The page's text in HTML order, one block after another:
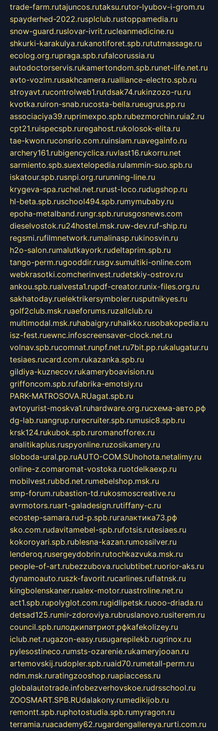
trade-farm.rutajuncos.rutaksu.rutor-lyubov-i-grom.ru
spayderhed-2022.rusplclub.rustoppamedia.ru
snow-guard.ruslovar-ivrit.rucleanmedicine.ru
shkurki-karakulya.rukanotiforet.spb.rututmassage.ru
ecolog.org.rupraga.spb.rufalcorussia.ru
autodoctorservis.rukamertondom.spb.runet-life.net.ru
avto-vozim.rusakhcamera.rualliance-electro.spb.ru
stroyavt.rucontrolweb1.rutdsak74.rukinzozo-ru.ru
kvotka.ruiron-snab.rucosta-bella.rueugrus.pp.ru
associaciya39.ruprimexpo.spb.rubezmorchin.ruia2.ru
cpt21.ruispecspb.ruregahost.rukolosok-elita.ru
tae-kwon.ruconsrio.com.ruinsiam.ruavegainfo.ru
archery161.rubigencyclica.ruvlast16.rukorru.net
sarmiento.spb.suextelopedia.rulammin-suo.spb.ru
iskatour.spb.rusnpi.org.rurunning-line.ru
krygeva-spa.ruchel.net.rurust-loco.rudugshop.ru
hl-beta.spb.ruschool494.spb.rumymubaby.ru
epoha-metalband.rungr.spb.rurusgosnews.com
dieselvostok.ru24hostel.msk.ruw-dev.ruf-ship.ru
regsmi.rufilmnetwork.rumalinasp.rukinosvin.ru
h2o-salon.rumalutkayork.rudeltaprim.spb.ru
tango-perm.rugooddir.rusgv.sumultiki-online.com
webkrasotki.comcherinvest.rudetskiy-ostrov.ru
ankou.spb.rualvesta1.rupdf-creator.runix-files.org.ru
sakhatoday.ruelektrikersymboler.rusputnikyes.ru
golf2club.msk.ruaeforums.ruzallclub.ru
multimodal.msk.ruhabaigry.ruhaikko.rusobakopedia.ru
isz-fest.ruewnc.infoscreensaver-clock.net.ru
volnav.spb.rucomnat.runpf.net.ru7bit.pp.rukalugatur.ru
tesiaes.rucard.com.rukazanka.spb.ru
gildiya-kuznecov.rukameryboavision.ru
griffoncom.spb.rufabrika-emotsiy.ru
PARK-MATROSOVA.RUagat.spb.ru
avtoyurist-moskva1.ruhardware.org.ruсхема-авто.рф
dg-lab.ruangrup.rurecruiter.spb.rumusic8.spb.ru
krsk124.rukubok.spb.ruromanofforex.ru
analitikaplus.ruspyonline.ruzosikamery.ru
sloboda-ural.pp.ruAUTO-COM.SUhohota.netalimy.ru
online-z.comaromat-vostoka.ruotdelkaexp.ru
mobilvest.rubbd.net.rumebelshop.msk.ru
smp-forum.rubastion-td.rukosmoscreative.ru
avrmotors.ruart-galadesign.rutiffany-c.ru
ecostep-samara.rud-p.spb.ruгалактика73.рф
sko.com.rudavitamebel-spb.rufotsis.rutesiaes.ru
kokoroyari.spb.rublesna-kazan.rumossilver.ru
lenderoq.rusergeydobrin.rutochkazvuka.msk.ru
people-of-art.rubezzubova.ruclubtibet.ruorior-aks.ru
dynamoauto.ruszk-favorit.rucarlines.ruflatnsk.ru
kingbolenskaner.rualex-motor.ruastroline.net.ru
act1.spb.rupolyglot.com.rugidlipetsk.ruooo-driada.ru
detsad125.rumir-zdoroviya.rubruslanovo.rusiterem.ru
council.spb.ruлодкипатриот.рфkafekolizey.ru
iclub.net.rugazon-easy.rusugarepilekb.rugrinox.ru
pylesostineco.rumsts-ozarenie.rukameryjooan.ru
artemovskij.rudopler.spb.ruaid70.rumetall-perm.ru
ndm.msk.ruratingzooshop.ruapiaccess.ru
globalautotrade.infobezverhovskoe.rudrsschool.ru
ZOOSMART.SPB.RUdalakony.rumedikijob.ru
remontt.spb.ruphotostudia.spb.rumyragon.ru
terramia.ruacademy62.rugardengallereya.rurti.com.ru